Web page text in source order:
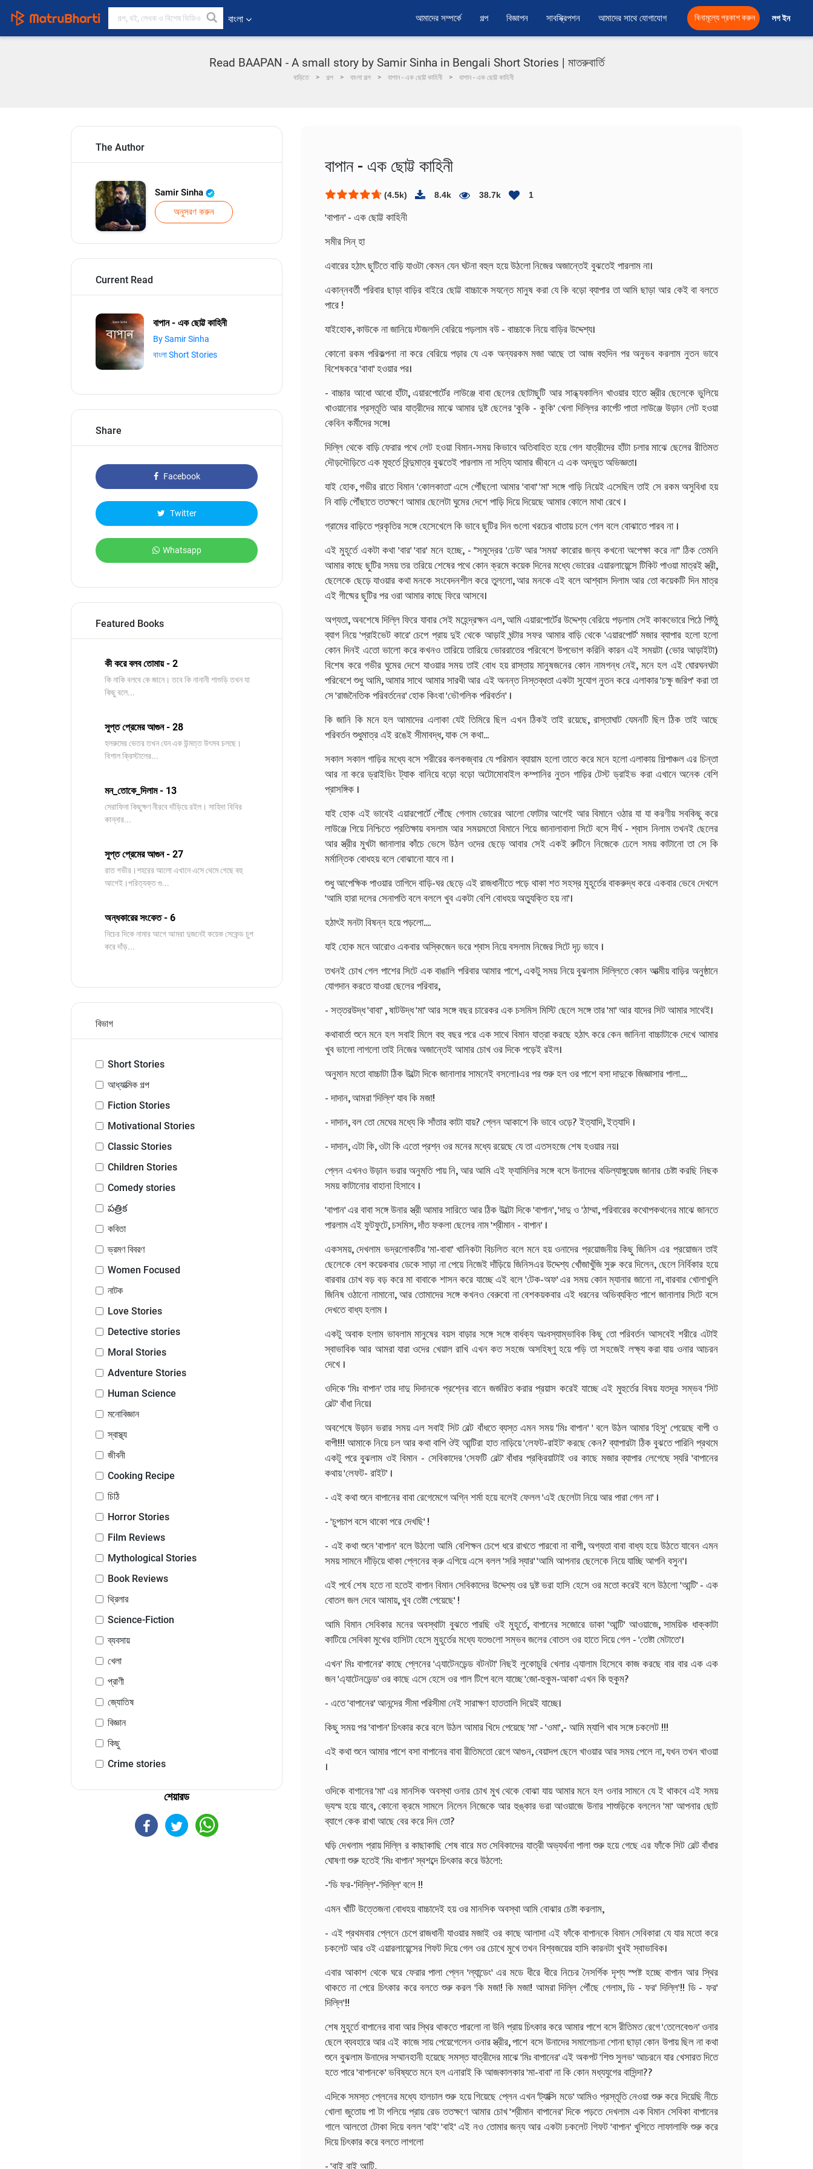
বাংলা আমাদের সম্পর্কে গল্প বিজ্ঞাপন সাবস্ক্রিপশন আমাদের সাথে যোগাযোগ বিনামূল্যে প্রকাশ করুন লগ ইন
Read BAAPAN - A small story by Samir Sinha in Bengali Short Stories | মাতরুবার্তি
বাড়িতে গল্প বাংলা গল্প বাপান - এক ছোট্ট কাহিনী বাপান - এক ছোট্ট কাহিনী
The Author
Samir Sinha
অনুসরণ করুন
Current Read
বাপান - এক ছোট্ট কাহিনী
By Samir Sinha
বাংলা Short Stories
Share
Facebook
Twitter
Whatsapp
Featured Books
কী করে বলব তোমায় - 2
কি নাকি বলবে কে জানে। তবে কি নানানী শাশুড়ি তখন যা
কিছু বলে...
সুপ্ত প্রেমের আগুন - 28
হলরুমের ভেতর তখন যেন এক উন্মত্ত উৎসব চলছে।
বিশাল ক্রিস্টালের...
মন_তোকে_দিলাম - 13
সেরাফিনা কিছুক্ষণ নীরবে দাঁড়িয়ে রইল। সাহিদা বিবির
কান্নার...
সুপ্ত প্রেমের আগুন - 27
রাত গভীর।শহরের আলো এখানে এসে থেমে গেছে বহু
আগেই।পরিত্যক্ত গু...
অন্ধকারের সংকেত - 6
নিচের দিকে নামার আগে আমরা দুজনেই কয়েক সেকেন্ড চুপ
করে দাঁড়...
বিভাগ
Short Stories
আধ্যাত্মিক গল্প
Fiction Stories
Motivational Stories
Classic Stories
Children Stories
Comedy stories
పత్రిక
কবিতা
ভ্রমণ বিবরণ
Women Focused
নাটক
Love Stories
Detective stories
Moral Stories
Adventure Stories
Human Science
মনোবিজ্ঞান
স্বাস্থ্য
জীবনী
Cooking Recipe
চিঠি
Horror Stories
Film Reviews
Mythological Stories
Book Reviews
থ্রিলার
Science-Fiction
ব্যবসায়
খেলা
প্রাণী
জ্যোতিষ
বিজ্ঞান
কিছু
Crime stories
শেয়ারড
বাপান - এক ছোট্ট কাহিনী
(4.5k) 8.4k 38.7k 1
'বাপান' - এক ছোট্ট কাহিনী
সমীর সিন্ হা
এবারের হঠাৎ ছুটিতে বাড়ি যাওটা কেমন যেন ঘটনা বহুল হয়ে উঠলো নিজের অজান্তেই বুঝতেই পারলাম না।
একান্নবর্তী পরিবার ছাড়া বাড়ির বাইরে ছোট্ট বাচ্চাকে সযন্তে মানুষ করা যে কি বড়ো ব্যাপার তা আমি ছাড়া আর কেই বা বলতে
পারে !
যাইহোক, কাউকে না জানিয়ে চ্টজলদি বেরিয়ে পড়লাম বউ - বাচ্চাকে নিয়ে বাড়ির উদ্দেশ্য।
কোনো রকম পরিকল্পনা না করে বেরিয়ে পড়ার যে এক অন্যরকম মজা আছে তা আজ বহুদিন পর অনুভব করলাম নুতন ভাবে
বিশেষকরে 'বাবা' হওয়ার পর।
- বাচ্চার আধো আধো হাঁটা, এয়ারপোর্টের লাউঞ্জে বাবা ছেলের ছোটাছুটি আর সান্ধ্যকালিন খাওয়ার হাতে স্ত্রীর ছেলেকে ভুলিয়ে
খাওয়ানোর প্রস্তূতি আর যাত্রীদের মাঝে আমার দুষ্ট ছেলের 'কুকি - কুকি' খেলা দিল্লির কার্পেট পাতা লাউঞ্জে উড়ান লেট হওয়া
কেবিন কর্মীদের সঙ্গে।
দিল্লি থেকে বাড়ি ফেরার পথে লেট হওয়া বিমান-সময় কিভাবে অতিবাহিত হয়ে গেল যাত্রীদের হাঁটা চলার মাঝে ছেলের রীতিমত
দৌড়দৌড়িতে এক মূহুর্তে বিন্দুমাত্র বুঝতেই পারলাম না সত্যি আমার জীবনে এ এক অদ্ভুত অভিজ্ঞতা।
যাই হোক, গভীর রাতে বিমান 'কোলকাতা' এসে পৌঁছলো আমার 'বাবা' 'মা' সঙ্গে গাড়ি নিয়েই এসেছিল তাই সে রকম অসুবিধা হয়
নি বাড়ি পৌঁছাতে ততক্ষণে আমার ছেলেটা ঘুমের দেশে পাড়ি দিয়ে দিয়েছে আমার কোলে মাথা রেখে ।
গ্রামের বাড়িতে প্রকৃতির সঙ্গে হেসেখেলে কি ভাবে ছুটির দিন গুলো খরচের খাতায় চলে গেল বলে বোঝাতে পারব না ।
এই মুহূর্তে একটা কথা 'বার' 'বার' মনে হচ্ছে, - "সমুদ্রের 'ঢেউ' আর 'সময়' কারোর জন্য কখনো অপেক্ষা করে না" ঠিক তেমনি
আমার কাছে ছুটির সময় তর তরিয়ে শেষের পথে কোন ক্রমে কয়েক দিনের মধ্যে ভোরের এয়ারলায়েন্সে টিকিট পাওয়া মাত্রই স্ত্রী,
ছেলেকে ছেড়ে যাওয়ার কথা মনকে সংবেদনশীল করে তুললো, আর মনকে এই বলে আশ্বাস দিলাম আর তো কয়েকটি দিন মাত্র
এই গীষ্মের ছুটির পর ওরা আমার কাছে ফিরে আসবে।
অগ্যতা, অবশেষে দিল্লি ফিরে যাবার সেই মহেন্দ্রক্ষন এল, আমি এয়ারপোর্টের উদ্দেশ্য বেরিয়ে পড়লাম সেই কাকভোরে পিঠে পিট্ঠু
ব্যাগ নিয়ে 'প্রাইভেট কারে' চেপে প্রায় দুই থেকে আড়াই ঘন্টার সফর আমার বাড়ি থেকে 'এয়ারপোর্ট' মজার ব্যাপার হলো হলো
কোন দিনই এতো ভালো করে কখনও তারিয়ে তারিয়ে ভোররাতের পরিবেশে উপভোগ করিনি কারন এই সময়টা (ভোর আড়াইটা)
বিশেষ করে গভীর ঘুমের দেশে যাওয়ার সময় তাই বোধ হয় রাস্তায় মানুষজনের কোন নামগন্ধ নেই, মনে হল এই ঘোরঘনঘটা
পরিবেশে শুধু আমি, আমার সাথে আমার সারথী আর এই অনন্ত নিস্তব্ধতা একটা সুযোগ নুতন করে এলাকার 'চক্ষু জরিপ' করা তা
সে 'রাজনৈতিক পরিবর্তনের' হোক কিংবা 'ভৌগলিক পরিবর্তন' ।
কি জানি কি মনে হল আমাদের এলাকা যেই তিমিরে ছিল এখন ঠিকই তাই রয়েছে, রাস্তাঘাট যেমনটি ছিল ঠিক তাই আছে
পরিবর্তন শুধুমাত্র এই রঙেই সীমাবদ্ধ, যাক সে কথা...
সকাল সকাল গাড়ির মধ্যে বসে শরীরের কলকজ্বার যে পরিমান ব্যায়াম হলো তাতে করে মনে হলো এলাকায় শিল্পাঞ্চল এর চিন্তা
আর না করে ড্রাইভিং ট্যাক বানিয়ে বড়ো বড়ো অটোমোবাইল কম্পানির নুতন গাড়ির টেস্ট ড্রাইভ করা এখানে অনেক বেশি
প্রাসঙ্গিক ।
যাই হোক এই ভাবেই এয়ারপোর্টে পৌঁছে গেলাম ভোরের আলো ফোটার আগেই আর বিমানে ওঠার যা যা করণীয় সবকিছু করে
লাউঞ্জে গিয়ে নিশ্চিতে প্রতিক্ষায় বসলাম আর সময়মতো বিমানে গিয়ে জানালাবালা সিটে বসে দীর্ঘ - শ্বাস নিলাম তখনই ছেলের
আর স্ত্রীর মুখটা জানালার কাঁচে ভেসে উঠল ওদের ছেড়ে আবার সেই একই রুটিনে নিজেকে ঢেলে সময় কাটানো তা সে কি
মর্মান্তিক বোধহয় বলে বোঝানো যাবে না ।
শুধু আপেক্ষিক পাওয়ার তাগিদে বাড়ি-ঘর ছেড়ে এই রাজধানীতে পড়ে থাকা শত সহস্র মুহূর্তের বাকরুদ্ধ করে একবার ভেবে দেখলে
'আমি হারা দলের সেনাপতি বলে বললে খুব একটা বেশি বোধহয় অত্যুক্তি হয় না'।
হঠাৎই মনটা বিষন্ন হয়ে পড়লো....
যাই হোক মনে আরোও একবার অস্কিজেন ভরে শ্বাস নিয়ে বসলাম নিজের সিটে দৃঢ় ভাবে ।
তখনই চোখ গেল পাশের সিটে এক বাঙালি পরিবার আমার পাশে, একটু সময় নিয়ে বুঝলাম দিল্লিতে কোন আত্মীয় বাড়ির অনুষ্ঠানে
যোগদান করতে যাওয়া ছেলের পরিবার,
- সত্তরউদ্ধ 'বাবা' , ষাটউদ্ধ 'মা' আর সঙ্গে বছর চারেকর এক চসমিস মিস্টি ছেলে সঙ্গে তার 'মা' আর যাদের সিট আমার সাথেই।
কথাবার্তা শুনে মনে হল সবাই মিলে বহু বছর পরে এক সাথে বিমান যাত্রা করছে হঠাৎ করে কেন জানিনা বাচ্চাটাকে দেখে আমার
খুব ভালো লাগলো তাই নিজের অজান্তেই আমার চোখ ওর দিকে পড়েই রইল।
অনুমান মতো বাচ্চাটা ঠিক উল্টো দিকে জানালার সামনেই বসলো।এর পর শুরু হল ওর পাশে বসা দাদুকে জিজ্ঞাসার পালা....
- দাদান, আমরা 'দিল্লি' যাব কি মজা!
- দাদান, বল তো মেঘের মধ্যে কি সাঁতার কাটা যায়? প্লেন আকাশে কি ভাবে ওড়ে? ইত্যাদি, ইত্যাদি ।
- দাদান, এটা কি, ওটা কি এতো প্রশ্ন ওর মনের মধ্যে রয়েছে যে তা এতসহজে শেষ হওয়ার নয়।
প্লেন এখনও উড়ান ভরার অনুমতি পায় নি, আর আমি এই ফ্যামিলির সঙ্গে বসে উনাদের বডিল্যাঙ্গুয়েজ জানার চেষ্টা করছি নিছক
সময় কাটানোর বাহানা হিসাবে ।
'বাপান' এর বাবা সঙ্গে উনার স্ত্রী আমার সারিতে আর ঠিক উল্টো দিকে 'বাপান', 'দাদু ও 'ঠাম্মা, পরিবারের কথোপকথনের মাঝে জানতে
পারলাম এই ফুটফুটে, চসমিস, দাঁত ফকলা ছেলের নাম 'শ্রীমান - বাপান' ।
একসময়, দেখলাম ভদ্রলোকটির 'মা-বাবা' খানিকটা বিচলিত বলে মনে হয় ওনাদের প্রয়োজনীয় কিছু জিনিস এর প্রয়োজন তাই
ছেলেকে বেশ কয়েকবার ডেকে সাড়া না পেয়ে নিজেই দাঁড়িয়ে জিনিসএর উদ্দেশ্য খোঁজাখুঁজি সুরু করে দিলেন, ছেলে নির্বিকার হয়ে
বারবার চোখ বড় বড় করে মা বাবাকে শাসন করে যাচ্ছে এই বলে 'টেক-অফ' এর সময় কোন ম্যানার জানো না, বারবার খোলাখুলি
জিনিষ ওঠানো নামানো, আর তোমাদের সঙ্গে কখনও বেরুবো না বেশকয়কবার এই ধরনের অভিব্যক্তি পাশে জানালার সিটে বসে
দেখতে বাধ্য হলাম ।
একটু অবাক হলাম ভাবলাম মানুষের বয়স বাড়ার সঙ্গে সঙ্গে বার্ধক্য অঃবস্যাম্ভাবিক কিছু তো পরিবর্তন আসবেই শরীরে এটাই
স্বাভাবিক আর আমরা যারা ওদের খেয়াল রাখি এখন কত সহজে অসহিষ্ণু হয়ে পড়ি তা সহজেই লক্ষ্য করা যায় ওনার আচরন
দেখে ।
ওদিকে 'মিঃ বাপান' তার দাদু দিদানকে প্রশ্নের বানে জর্জরিত করার প্রয়াস করেই যাচ্ছে এই মুহুর্তের বিষয় যতদূর সম্ভব 'সিট
বেল্ট' বাঁধা নিয়ে।
অবশেষে উড়ান ভরার সময় এল সবাই সিট বেল্ট বাঁধতে ব্যস্ত এমন সময় 'মিঃ বাপান' ' বলে উঠল আমার 'হিসু' পেয়েছে বাপী ও
বাপী!!! আমাকে নিয়ে চল আর কথা বাপি ঔই আন্টিরা হাত নাড়িয়ে 'লেফট-রাইট' করছে কেন? ব্যাপারটা ঠিক বুঝতে পারিনি প্রথমে
একটু পরে বুঝলাম ওই বিমান - সেবিকাদের 'সেফটি বেল্ট' বাঁধার প্রক্রিয়াটাই ওর কাছে মজার ব্যাপার লেগেছে স্যরি 'বাপানের
কথায় 'লেফট- রাইট' ।
- এই কথা শুনে বাপানের বাবা রেগেমেগে অগ্নি শর্মা হয়ে বলেই ফেলল 'এই ছেলেটা নিয়ে আর পারা গেল না' ।
- 'চুপচাপ বসে থাকো পরে দেখছি' !
- এই কথা শুনে 'বাপান' বলে উঠলো আমি বেশিক্ষন চেপে ধরে রাখতে পারবো না বাপী, অগ্যতা বাবা বাধ্য হয়ে উঠতে যাবেন এমন
সময় সামনে দাঁড়িয়ে থাকা প্লেনের ক্রু এগিয়ে এসে বলল 'সরি স্যার' 'আমি আপনার ছেলেকে নিয়ে যাচ্ছি আপনি বসুন'।
এই পর্বে শেষ হতে না হতেই বাপান বিমান সেবিকাদের উদ্দেশ্য ওর দুষ্ট ভরা হাসি হেসে ওর মতো করেই বলে উঠলো 'আন্টি' - এক
বোতল জল দেবে আমায়, খুব তেষ্টা পেয়েছে' !
আমি বিমান সেবিকার মনের অবস্থাটা বুঝতে পারছি ওই মুহূর্তে, বাপানের সজোরে ডাকা 'আন্টি' আওয়াজে, সাময়িক ধাক্কাটা
কাটিয়ে সেবিকা মুখের হাসিটা হেসে মুহূর্তের মধ্যে যতগুলো সম্ভব জলের বোতল ওর হাতে দিয়ে গেল - 'তেষ্টা মেটাতে'।
এখন' মিঃ বাপানের' কাছে প্লেনের 'এ্যাটেনডেন্ড বটনটা' নিছই লুকোচুরি খেলার এ্যালাম হিসেবে কাজ করছে বার বার এক এক
জন 'এ্যাটেনডেন্ড' ওর কাছে এসে হেসে ওর গাল টিপে বলে যাচ্ছে 'জো-হুকুম-আকা' এখন কি হুকুম?
- এতে 'বাপানের' আনন্দের সীমা পরিসীমা নেই সারাক্ষণ হাততালি দিয়েই যাচ্ছে।
কিছু সময় পর 'বাপান' চিৎকার করে বলে উঠল আমার খিদে পেয়েছে 'মা' - 'ওমা',- আমি ম্যাগি খাব সঙ্গে চকলেট !!!
এই কথা শুনে আমার পাশে বসা বাপানের বাবা রীতিমতো রেগে আগুন, বেয়াদপ ছেলে খাওয়ার আর সময় পেলে না, যখন তখন খাওয়া
।
ওদিকে বাগানের 'মা' এর মানসিক অবস্থা ওনার চোখ মুখ থেকে বোঝা যায় আমার মনে হল ওনার সামনে যে ই থাকবে এই সময়
ভ্যস্ম হয়ে যাবে, কোনো ক্রমে সামলে নিলেন নিজেকে আর হুঙ্কার ভরা আওয়াজে উনার শাশুড়িকে বললেন 'মা' আপনার ছোট
ব্যাগে কেক রাখা আছে বের করে দিন তো?
ঘড়ি দেখলাম প্রায় দিল্লি র কাছাকাছি শেষ বারে মত সেবিকাদের যাত্রী অভ্যর্থনা পালা শুরু হয়ে গেছে এর ফাঁকে সিট বেল্ট বাঁধার
ঘোষণা শুরু হতেই 'মিঃ বাপান' স্বশব্দে চিৎকার করে উঠলো:
-'ডি ফর-'দিল্লি'-'দিল্লি' বলে !!
এমন খাঁটি উত্তেজনা বোধহয় বাচ্চাদেই হয় ওর মানসিক অবস্থা আমি বোঝার চেষ্টা করলাম,
- এই প্রথমবার প্লেনে চেপে রাজধানী যাওয়ার মজাই ওর কাছে আলাদা এই ফাঁকে বাপানকে বিমান সেবিকারা যে যার মতো করে
চকলেট আর ওই এয়ারলায়েন্সের গিফট দিয়ে গেল ওর চোখে মুখে তখন বিশ্বজয়ের হাসি কারনটা খুবই স্বাভাবিক।
এবার আকাশ থেকে ঘরে ফেরার পালা প্লেন 'ল্যান্ডেং' এর মডে ধীরে ধীরে নিচের নৈসর্গিক দৃশ্য স্পষ্ট হচ্ছে বাপান আর স্থির
থাকতে না পেরে চিৎকার করে বলতে শুরু করল 'কি মজা! কি মজা! আমরা দিল্লি পৌঁছে গেলাম, ডি - ফর' দিল্লি'!! ডি - ফর'
দিল্লি'!!
শেষ মুহূর্তে বাপানের বাবা আর স্থির থাকতে পারলো না উনি প্রায় চিৎকার করে আমার পাশে বসে রীতিমত রেগে 'তেলেবেগুন' ওনার
ছেলে ব্যবহারে আর এই কাজে সায় পেয়েগেলেন ওনার স্ত্রীর, পাশে বসে উনাদের সমালোচনা শোনা ছাড়া কোন উপায় ছিল না কথা
শুনে বুঝলাম উনাদের সম্মানহানী হয়েছে সমস্ত যাত্রীদের মাঝে 'মিঃ বাপানের' এই অকপট 'শিশু সুলভ' আচরনে যার খেসারত দিতে
হতে পারে 'বাপানকে' ভবিষ্যতে মনে হল এনারাই কি আজকালকার 'মা-বাবা' না কি কোন মধ্যযুগের বাসিন্দা??
এদিকে সমস্ত প্লেনের মধ্যে হালচাল শুরু হয়ে গিয়েছে প্লেন এখন 'ট্যাক্সি মডে' আমিও প্রস্তূতি নেওয়া শুরু করে দিয়েছি নীচে
খোলা জুতোয় পা টা গলিয়ে প্রায় রেড ততক্ষণে আমার চোখ 'শ্রীমান বাপানের' দিকে পড়তে দেখলাম এক বিমান সেবিকা বাপানের
গালে আলতো টোকা দিয়ে বলল 'বাই' 'বাই' এই নও তোমার জন্য আর একটা চকলেট গিফট 'বাপান' খুশিতে লাফালাফি শুরু করে
দিয়ে চিৎকার করে বলতে লাগলো